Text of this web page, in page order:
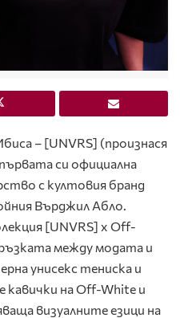
– [UNVRS] (произнася
си официална
с култовия бранд
Върджил Абло.
[UNVRS] x Off-
между модата и
унисекс тениска и
на Off-White и
визуалните езици на